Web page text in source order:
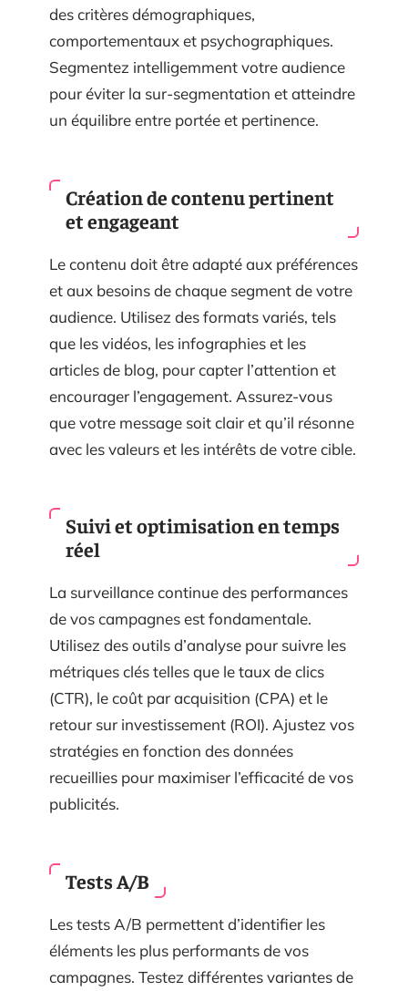
des critères démographiques,
comportementaux et psychographiques.
Segmentez intelligemment votre audience
pour éviter la sur-segmentation et atteindre
un équilibre entre portée et pertinence.
Création de contenu pertinent
et engageant
Le contenu doit être adapté aux préférences
et aux besoins de chaque segment de votre
audience. Utilisez des formats variés, tels
que les vidéos, les infographies et les
articles de blog, pour capter l’attention et
encourager l’engagement. Assurez-vous
que votre message soit clair et qu’il résonne
avec les valeurs et les intérêts de votre cible.
Suivi et optimisation en temps
réel
La surveillance continue des performances
de vos campagnes est fondamentale.
Utilisez des outils d’analyse pour suivre les
métriques clés telles que le taux de clics
(CTR), le coût par acquisition (CPA) et le
retour sur investissement (ROI). Ajustez vos
stratégies en fonction des données
recueillies pour maximiser l’efficacité de vos
publicités.
Tests A/B
Les tests A/B permettent d’identifier les
éléments les plus performants de vos
campagnes. Testez différentes variantes de